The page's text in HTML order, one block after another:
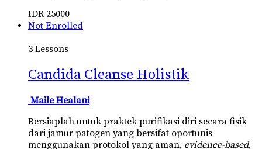
IDR 25000
Not Enrolled
3 Lessons
Candida Cleanse Holistik
Maile Healani
Bersiaplah untuk praktek purifikasi diri secara fisik
dari jamur patogen yang bersifat oportunis
menggunakan protokol yang aman, evidence-based,